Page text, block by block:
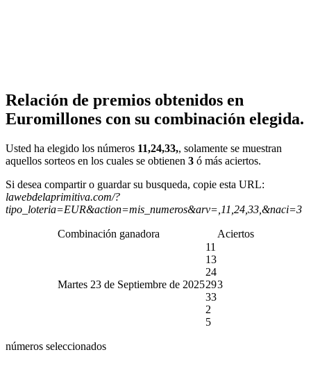
Relación de premios obtenidos en
Euromillones con su combinación elegida.
Usted ha elegido los números 11,24,33,, solamente se muestran
aquellos sorteos en los cuales se obtienen 3 ó más aciertos.
Si desea compartir o guardar su busqueda, copie esta URL:
lawebdelaprimitiva.com/?
tipo_loteria=EUR&action=mis_numeros&arv=,11,24,33,&naci=3
Combinación ganadora Aciertos
Martes 23 de Septiembre de 2025
11
13
24
29
33
2
5
3
números seleccionados